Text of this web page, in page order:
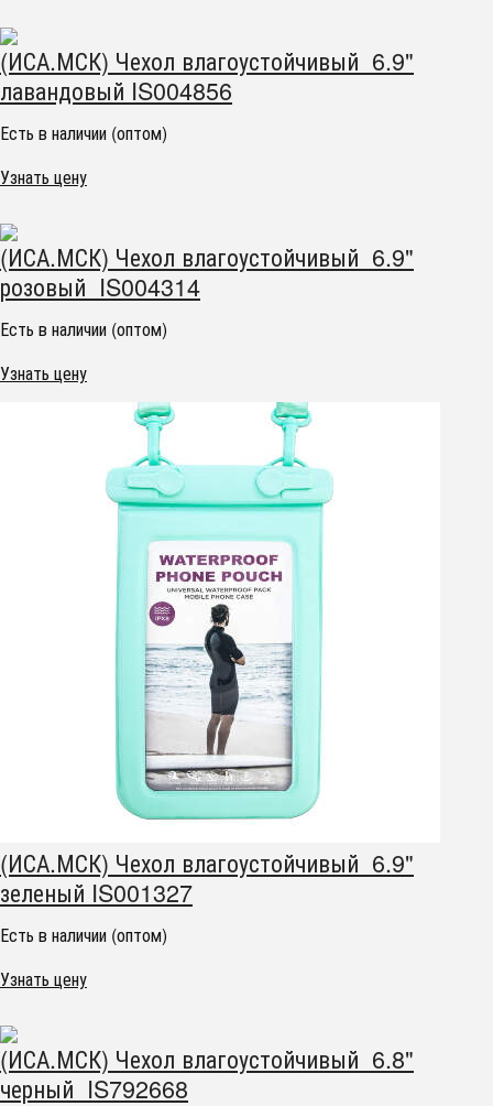
(ИСА.МСК) Чехол влагоустойчивый 6.9"
лавандовый IS004856
Есть в наличии (оптом)
Узнать цену
(ИСА.МСК) Чехол влагоустойчивый 6.9"
розовый IS004314
Есть в наличии (оптом)
Узнать цену
(ИСА.МСК) Чехол влагоустойчивый 6.9"
зеленый IS001327
Есть в наличии (оптом)
Узнать цену
(ИСА.МСК) Чехол влагоустойчивый 6.8"
черный IS792668